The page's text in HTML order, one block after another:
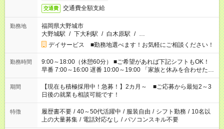
交通費 交通費全額支給
勤務地
福岡県大野城市
大野城駅 / 下大利駅 / 白木原駅 / …
デイサービス ■勤務地選べます！お気軽にご相談ください！
勤務時間
9:00～18:00（休憩60分） ■ご希望があれば下記シフトもOK！
早番 7:00～16:00 遅番 10:00～19:00 「家族と休みを合わせた
い」 「余裕を持って夕飯の準備がしたい」 「できれば残業はし
たくない」 など、ご希望を教えてくださいね。 ※Wワーク希望
の方へ 今ご覧のお仕事で希望する勤務時間と、もう1つのお仕事
の勤務時間。 合計で週40時間を超える場合は応募できません。
期間
【現在も積極採用中！急募！】2カ月～ ■ご応募から最短2～3
日後の就業も相談可能です！
特徴 履歴書不要 / 40～50代活躍中 / 服装自由 / シフト勤務 / 10名以
上の大量募集 / 電話対応なし / パソコンスキル不要